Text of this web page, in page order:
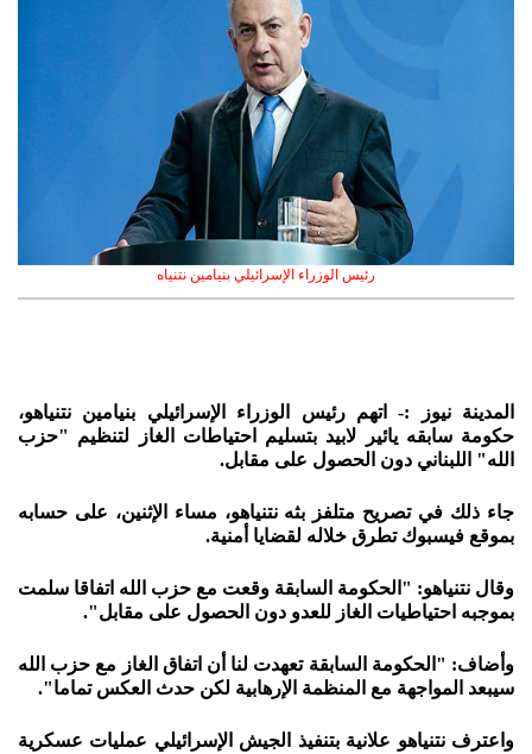
رئيس الوزراء الإسرائيلي بنيامين نتنياه
المدينة نيوز :- اتهم رئيس الوزراء الإسرائيلي بنيامين نتنياهو،
حكومة سابقه يائير لابيد بتسليم احتياطات الغاز لتنظيم "حزب
الله" اللبناني دون الحصول على مقابل.
جاء ذلك في تصريح متلفز بثه نتنياهو، مساء الإثنين، على حسابه
بموقع فيسبوك تطرق خلاله لقضايا أمنية.
وقال نتنياهو: "الحكومة السابقة وقعت مع حزب الله اتفاقا سلمت
بموجبه احتياطيات الغاز للعدو دون الحصول على مقابل".
وأضاف: "الحكومة السابقة تعهدت لنا أن اتفاق الغاز مع حزب الله
سيبعد المواجهة مع المنظمة الإرهابية لكن حدث العكس تماما".
واعترف نتنياهو علانية بتنفيذ الجيش الإسرائيلي عمليات عسكرية